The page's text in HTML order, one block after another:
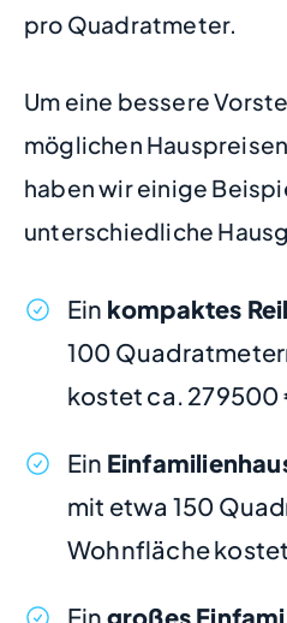
pro Quadratmeter.
Um eine bessere
möglichen
haben wir einige
unterschiedliche
Ein kompaktes
100
kostet ca. 279500
Ein
mit etwa 150
Wohnfläche
Ein großes